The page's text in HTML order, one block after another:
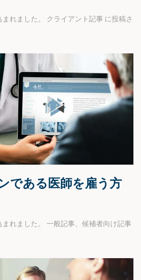
れました。 クライアント記事 に投稿さ
である医師を雇う方
れました。 一般記事、 候補者向け記事